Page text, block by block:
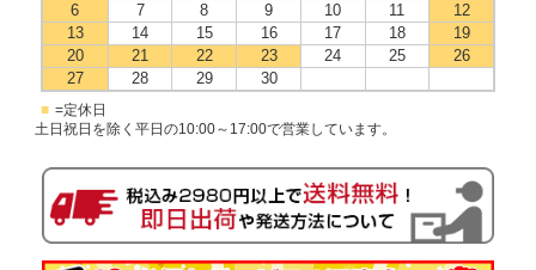
6
7 8 9 10 11
12
13
14 15 16 17 18
19
20
21 22 23 24 25
26
27
28 29 30
■ =定休日
土日祝日を除く平日の10:00～17:00で営業しています。